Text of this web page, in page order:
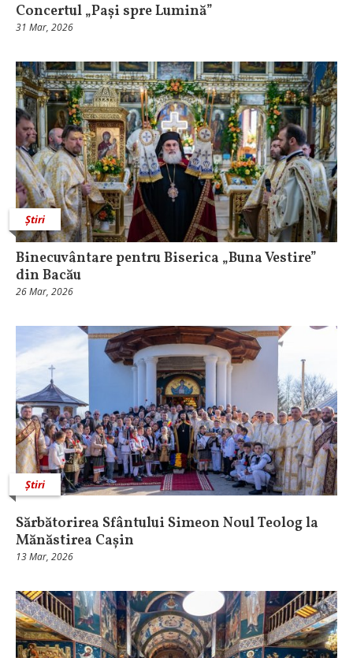
Concertul „Pași spre Lumină”
31 Mar, 2026
Știri
Binecuvântare pentru Biserica „Buna Vestire”
din Bacău
26 Mar, 2026
Știri
Sărbătorirea Sfântului Simeon Noul Teolog la
Mănăstirea Cașin
13 Mar, 2026